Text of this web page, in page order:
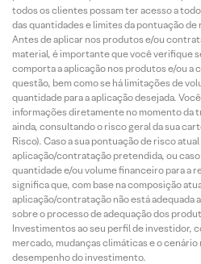
todos os clientes possam ter acesso a
das quantidades e limites da pontuação de
Antes de aplicar nos produtos e/ou
material, é importante que você verifique
comporta a aplicação nos produtos e/ou a
questão, bem como se há limitações de
quantidade para a aplicação desejada.
informações diretamente no momento da
ainda, consultando o risco geral da sua
Risco). Caso a sua pontuação de risco
aplicação/contratação pretendida, ou
quantidade e/ou volume financeiro para a
significa que, com base na composição
aplicação/contratação não está adequada
sobre o processo de adequação dos
Investimentos ao seu perfil de investidor,
mercado, mudanças climáticas e o
desempenho do investimento.